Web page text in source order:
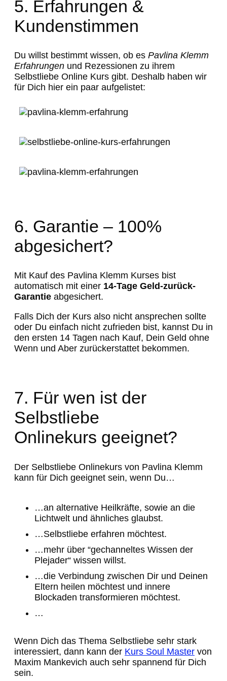
5. Erfahrungen &
Kundenstimmen
Du willst bestimmt wissen, ob es Pavlina Klemm
Erfahrungen und Rezessionen zu ihrem
Selbstliebe Online Kurs gibt. Deshalb haben wir
für Dich hier ein paar aufgelistet:
6. Garantie – 100%
abgesichert?
Mit Kauf des Pavlina Klemm Kurses bist
automatisch mit einer 14-Tage Geld-zurück-
Garantie abgesichert.
Falls Dich der Kurs also nicht ansprechen sollte
oder Du einfach nicht zufrieden bist, kannst Du in
den ersten 14 Tagen nach Kauf, Dein Geld ohne
Wenn und Aber zurückerstattet bekommen.
7. Für wen ist der
Selbstliebe
Onlinekurs geeignet?
Der Selbstliebe Onlinekurs von Pavlina Klemm
kann für Dich geeignet sein, wenn Du…
…an alternative Heilkräfte, sowie an die
Lichtwelt und ähnliches glaubst.
…Selbstliebe erfahren möchtest.
…mehr über “gechanneltes Wissen der
Plejader“ wissen willst.
…die Verbindung zwischen Dir und Deinen
Eltern heilen möchtest und innere
Blockaden transformieren möchtest.
…
Wenn Dich das Thema Selbstliebe sehr stark
interessiert, dann kann der Kurs Soul Master von
Maxim Mankevich auch sehr spannend für Dich
sein.